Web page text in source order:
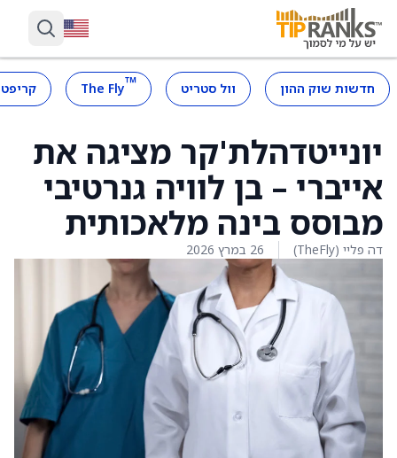
חדשות שוק ההון וול סטריט ™
The Fly
יונייטדהלת'קר מציגה את
אייברי – בן לוויה גנרטיבי
מבוסס בינה מלאכותית
דה פליי (TheFly) 26 במרץ 2026